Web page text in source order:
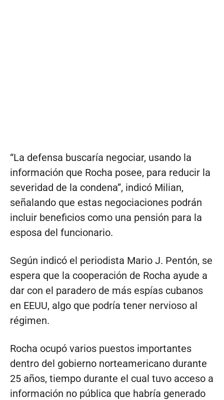
“La defensa buscaría negociar, usando la
información que Rocha posee, para reducir la
severidad de la condena”, indicó Milian,
señalando que estas negociaciones podrán
incluir beneficios como una pensión para la
esposa del funcionario.
Según indicó el periodista Mario J. Pentón, se
espera que la cooperación de Rocha ayude a
dar con el paradero de más espías cubanos
en EEUU, algo que podría tener nervioso al
régimen.
Rocha ocupó varios puestos importantes
dentro del gobierno norteamericano durante
25 años, tiempo durante el cual tuvo acceso a
información no pública que habría generado